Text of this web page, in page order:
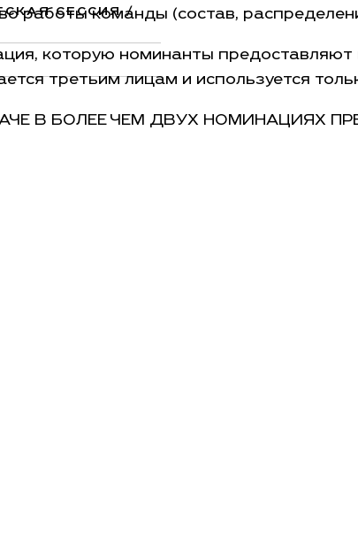
работы команды (состав,
которую номинанты предоставляют
третьим лицам и используется
В БОЛЕЕ ЧЕМ ДВУХ НОМИНАЦИЯХ
СЕССИЯ /